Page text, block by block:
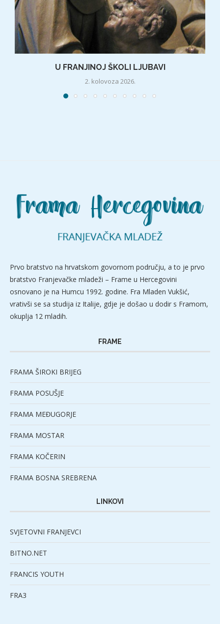
U FRANJINOJ ŠKOLI LJUBAVI
2. kolovoza 2026.
Prvo bratstvo na hrvatskom govornom području, a to je prvo
bratstvo Franjevačke mladeži – Frame u Hercegovini
osnovano je na Humcu 1992. godine. Fra Mladen Vukšić,
vrativši se sa studija iz Italije, gdje je došao u dodir s Framom,
okuplja 12 mladih.
FRAME
FRAMA ŠIROKI BRIJEG
FRAMA POSUŠJE
FRAMA MEĐUGORJE
FRAMA MOSTAR
FRAMA KOČERIN
FRAMA BOSNA SREBRENA
LINKOVI
SVJETOVNI FRANJEVCI
BITNO.NET
FRANCIS YOUTH
FRA3